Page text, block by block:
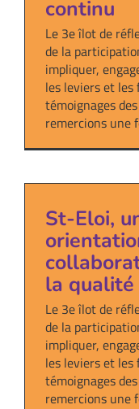
continu
Le 3e îlot de
de la
impliquer,
les leviers et les
témoignages
remercions une
St-Eloi,
la
Le 3e îlot de
de la
impliquer,
les leviers et les
témoignages
remercions une